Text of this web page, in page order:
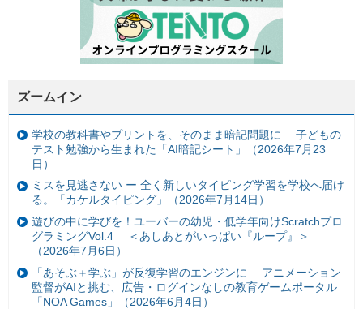
ズームイン
学校の教科書やプリントを、そのまま暗記問題に ─ 子どもの
テスト勉強から生まれた「AI暗記シート」（2026年7月23
日）
ミスを見逃さない ー 全く新しいタイピング学習を学校へ届け
る。「カケルタイピング」（2026年7月14日）
遊びの中に学びを！ユーバーの幼児・低学年向けScratchプロ
グラミングVol.4 ＜あしあとがいっぱい『ループ』＞
（2026年7月6日）
「あそぶ＋学ぶ」が反復学習のエンジンに ─ アニメーション
監督がAIと挑む、広告・ログインなしの教育ゲームポータル
「NOA Games」（2026年6月4日）